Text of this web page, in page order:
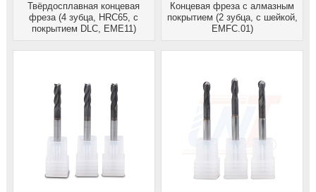
Твёрдосплавная концевая
фреза (4 зубца, HRC65, с
покрытием DLC, EME11)
Концевая фреза с алмазным
покрытием (2 зубца, с шейкой,
EMFC.01)